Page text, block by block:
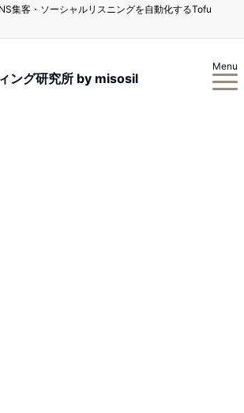
集客・ソーシャルリスニングを自動化するTofu
ング研究所 by misosil
Menu